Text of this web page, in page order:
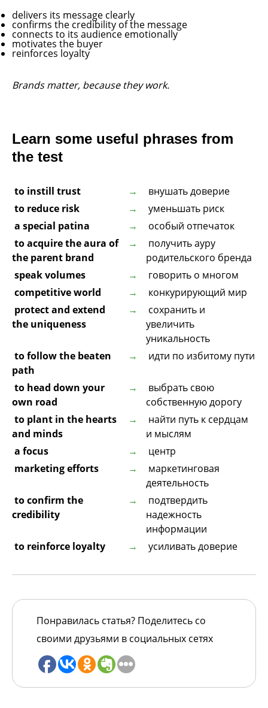
delivers its message clearly
confirms the credibility of the message
connects to its audience emotionally
motivates the buyer
reinforces loyalty
Brands matter, because they work.
Learn some useful phrases from
the test
to instill trust
внушать доверие
to reduce risk
уменьшать риск
a special patina
особый отпечаток
to acquire the aura of
the parent brand
получить ауру
родительского бренда
speak volumes
говорить о многом
competitive world
конкурирующий мир
protect and extend
the uniqueness
сохранить и
увеличить
уникальность
to follow the beaten
path
идти по избитому пути
to head down your
own road
выбрать свою
собственную дорогу
to plant in the hearts
and minds
найти путь к сердцам
и мыслям
a focus
центр
marketing efforts
маркетинговая
деятельность
to confirm the
credibility
подтвердить
надежность
информации
to reinforce loyalty
усиливать доверие
Понравилась статья? Поделитесь со
своими друзьями в социальных сетях